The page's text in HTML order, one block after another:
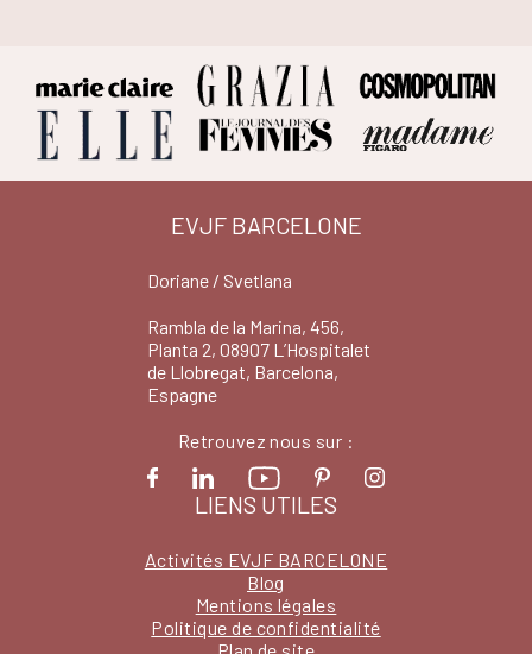
EVJF BARCELONE
Doriane / Svetlana
Rambla de la Marina, 456,
Planta 2, 08907 L’Hospitalet
de Llobregat, Barcelona,
Espagne
Retrouvez nous sur :
LIENS UTILES
Activités EVJF BARCELONE
Blog
Mentions légales
Politique de confidentialité